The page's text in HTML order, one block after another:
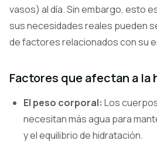
vasos) al día. Sin embargo, esto
sus necesidades reales pueden
de factores relacionados con su
Factores que afectan a la
El peso corporal: Los
necesitan más agua para
y el equilibrio de hidratación.